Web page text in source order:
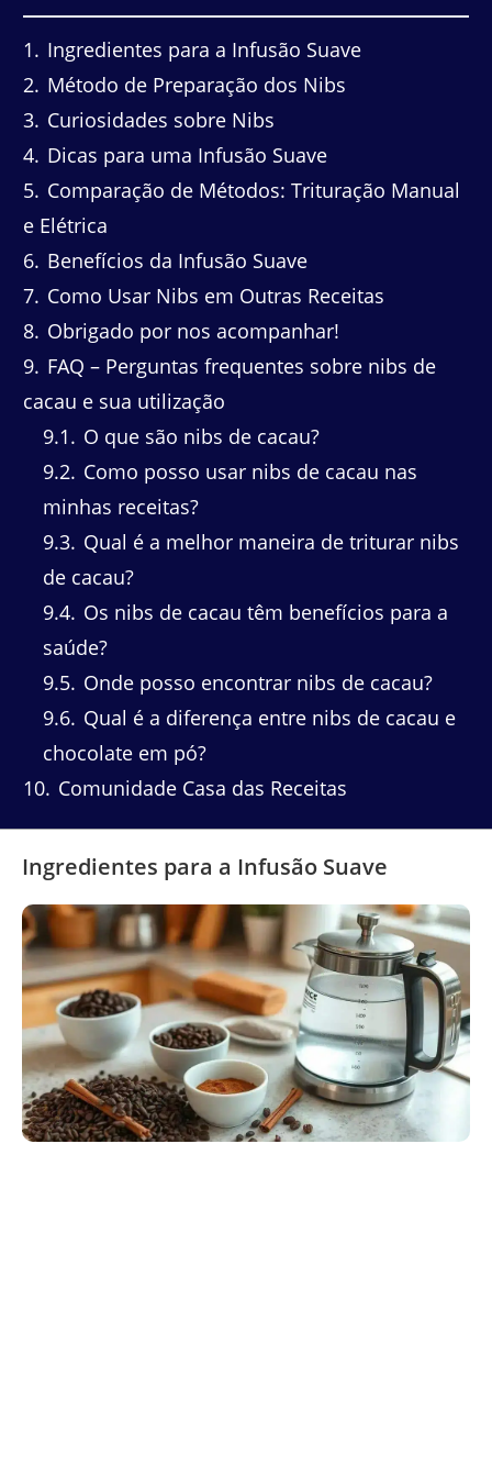
1
Ingredientes para a Infusão Suave
2 Método de Preparação dos Nibs
3 Curiosidades sobre Nibs
4 Dicas para uma Infusão Suave
5 Comparação de Métodos: Trituração Manual
e Elétrica
6 Benefícios da Infusão Suave
7 Como Usar Nibs em Outras Receitas
8 Obrigado por nos acompanhar!
9 FAQ – Perguntas frequentes sobre nibs de
cacau e sua utilização
9.1
O que são nibs de cacau?
9.2 Como posso usar nibs de cacau nas
minhas receitas?
9.3 Qual é a melhor maneira de triturar nibs
de cacau?
9.4 Os nibs de cacau têm benefícios para a
saúde?
9.5 Onde posso encontrar nibs de cacau?
9.6 Qual é a diferença entre nibs de cacau e
chocolate em pó?
10 Comunidade Casa das Receitas
Ingredientes para a Infusão Suave